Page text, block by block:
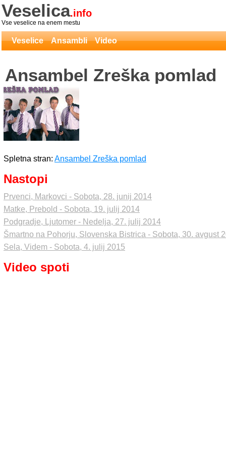
Veselica.info
Vse veselice na enem mestu
Veselice Ansambli Video
Ansambel Zreška pomlad
Spletna stran: Ansambel Zreška pomlad
Nastopi
Prvenci, Markovci - Sobota, 28. junij 2014
Matke, Prebold - Sobota, 19. julij 2014
Podgradje, Ljutomer - Nedelja, 27. julij 2014
Šmartno na Pohorju, Slovenska Bistrica - Sobota, 30. avgust
Sela, Videm - Sobota, 4. julij 2015
Video spoti